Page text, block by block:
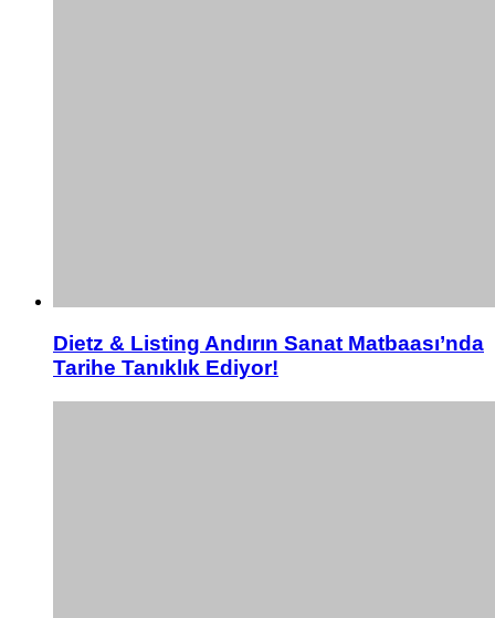
Dietz & Listing Andırın Sanat Matbaası’nda
Tarihe Tanıklık Ediyor!